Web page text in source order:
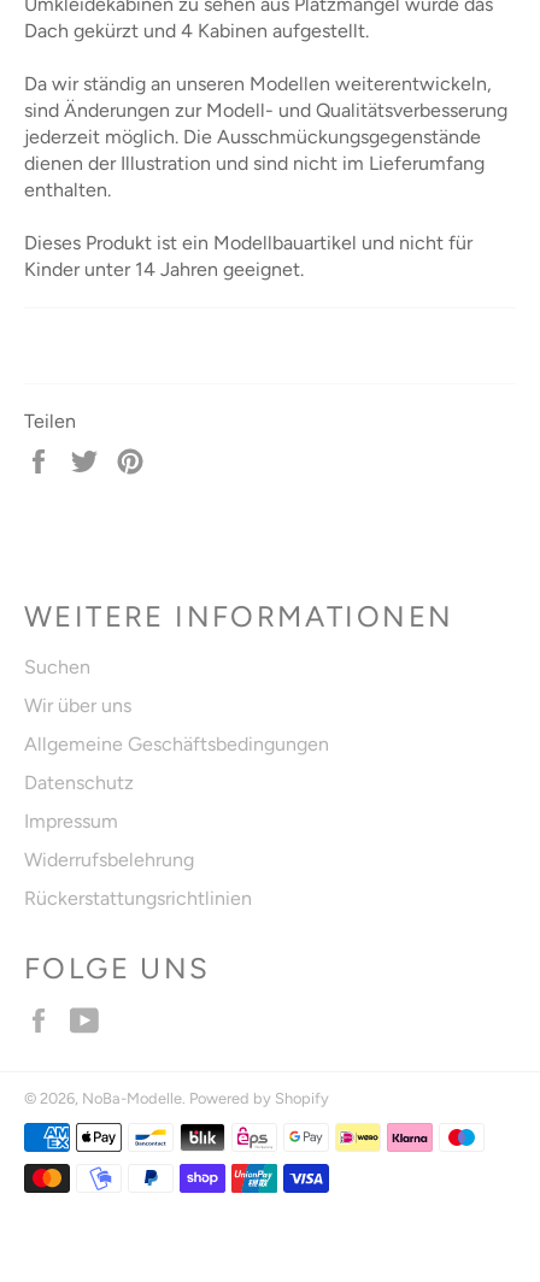
Dach gekürzt und 4 Kabinen aufgestellt.
Da wir ständig an unseren Modellen weiterentwickeln,
sind Änderungen zur Modell- und Qualitätsverbesserung
jederzeit möglich. Die Ausschmückungsgegenstände
dienen der Illustration und sind nicht im Lieferumfang
enthalten.
Dieses Produkt ist ein Modellbauartikel und nicht für
Kinder unter 14 Jahren geeignet.
Teilen
Auf
Auf
WEITERE INFORMATIONEN
Suchen
Wir über uns
Allgemeine Geschäftsbedingungen
Datenschutz
Impressum
Widerrufsbelehrung
Rückerstattungsrichtlinien
FOLGE UNS
Facebook
© 2026, NoBa-Modelle . Powered by Shopify
Zahlungsmethoden